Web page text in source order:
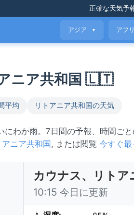
正確な天気予
アジア ▼ アフ
ニア共和国 🇱🇹
平均 リトアニア共和国の天気
にわか雨。7日間の予報、時間ご
アニア共和国 , または閲覧 今すぐ
カウナス、リトア
10:15 今日に更新